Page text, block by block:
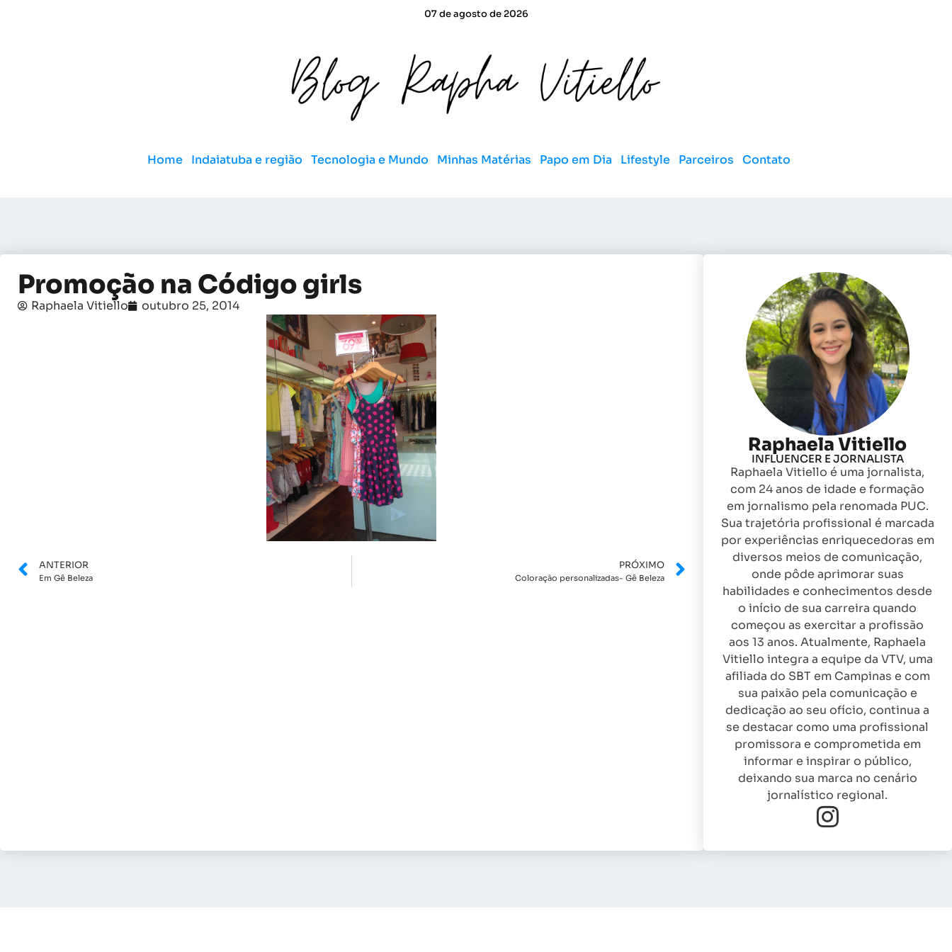
07 de agosto de 2026
Home Indaiatuba e região Tecnologia e Mundo Minhas Matérias Papo em Dia Lifestyle Parceiros Contato
Promoção na Código girls
Raphaela Vitiello outubro 25, 2014
ANTERIOR
Em Gê Beleza
PRÓXIMO
Coloração personalizadas- Gê Beleza
Raphaela Vitiello
INFLUENCER E JORNALISTA
Raphaela Vitiello é uma jornalista,
com 24 anos de idade e formação
em jornalismo pela renomada PUC.
Sua trajetória profissional é marcada
por experiências enriquecedoras em
diversos meios de comunicação,
onde pôde aprimorar suas
habilidades e conhecimentos desde
o início de sua carreira quando
começou as exercitar a profissão
aos 13 anos. Atualmente, Raphaela
Vitiello integra a equipe da VTV, uma
afiliada do SBT em Campinas e com
sua paixão pela comunicação e
dedicação ao seu ofício, continua a
se destacar como uma profissional
promissora e comprometida em
informar e inspirar o público,
deixando sua marca no cenário
jornalístico regional.